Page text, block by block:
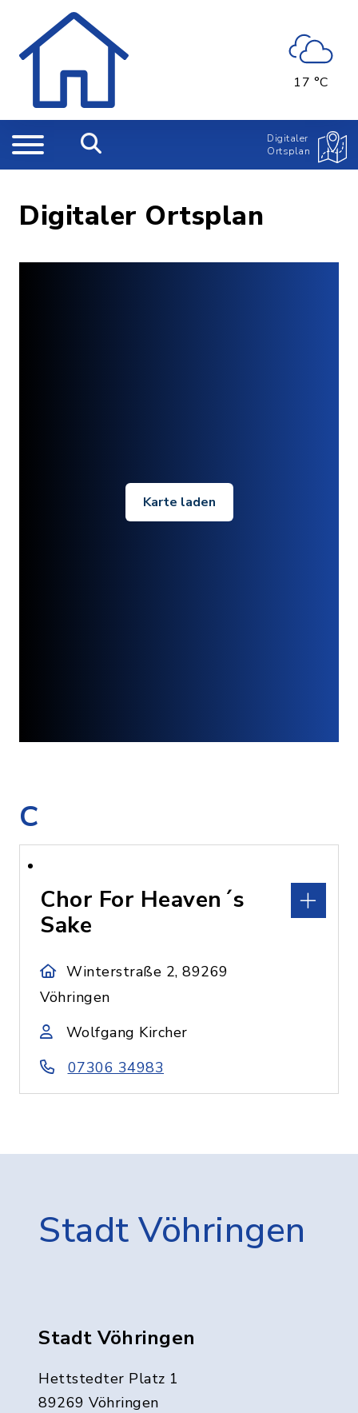
17 °C
Digitaler
Ortsplan
Digitaler Ortsplan
Karte laden
C
Chor For Heaven´s
Sake
Winterstraße 2, 89269
Vöhringen
Wolfgang Kircher
07306 34983
Stadt Vöhringen
Stadt Vöhringen
Hettstedter Platz 1
89269 Vöhringen